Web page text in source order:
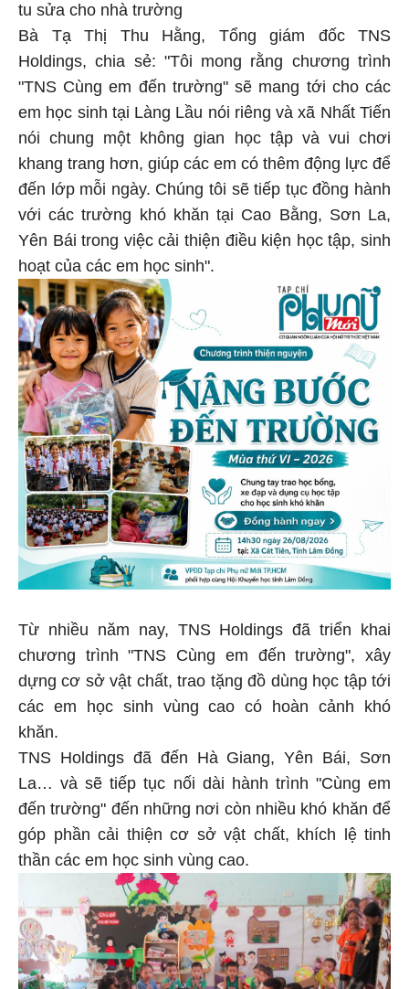
tu sửa cho nhà trường
Bà Tạ Thị Thu Hằng, Tổng giám đốc TNS
Holdings, chia sẻ: "Tôi mong rằng chương trình
"TNS Cùng em đến trường" sẽ mang tới cho các
em học sinh tại Làng Lầu nói riêng và xã Nhất Tiến
nói chung một không gian học tập và vui chơi
khang trang hơn, giúp các em có thêm động lực để
đến lớp mỗi ngày. Chúng tôi sẽ tiếp tục đồng hành
với các trường khó khăn tại Cao Bằng, Sơn La,
Yên Bái trong việc cải thiện điều kiện học tập, sinh
hoạt của các em học sinh".
Từ nhiều năm nay, TNS Holdings đã triển khai
chương trình "TNS Cùng em đến trường", xây
dựng cơ sở vật chất, trao tặng đồ dùng học tập tới
các em học sinh vùng cao có hoàn cảnh khó
khăn.
TNS Holdings đã đến Hà Giang, Yên Bái, Sơn
La… và sẽ tiếp tục nối dài hành trình "Cùng em
đến trường" đến những nơi còn nhiều khó khăn để
góp phần cải thiện cơ sở vật chất, khích lệ tinh
thần các em học sinh vùng cao.